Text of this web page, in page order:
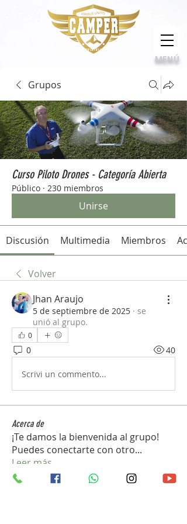
Calidad, compromiso e innovación
MENÚ
Grupos
Curso Piloto Drones - Categoría Abierta
Público · 230 miembros
Unirse
Discusión Multimedia Miembros
Volver
Jhan Araujo
5 de septiembre de 2025 · se
unió al grupo.
0
0 40
Scrivi un commento...
Acerca de
¡Te damos la bienvenida al grupo!
Puedes conectarte con otro...
Leer más